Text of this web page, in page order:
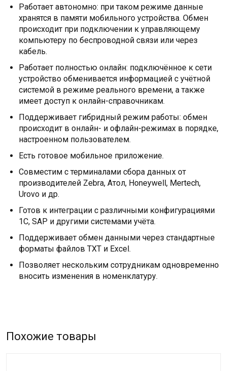
Работает автономно: при таком режиме данные
хранятся в памяти мобильного устройства. Обмен
происходит при подключении к управляющему
компьютеру по беспроводной связи или через
кабель.
Работает полностью онлайн: подключённое к сети
устройство обменивается информацией с учётной
системой в режиме реального времени, а также
имеет доступ к онлайн-справочникам.
Поддерживает гибридный режим работы: обмен
происходит в онлайн- и офлайн-режимах в порядке,
настроенном пользователем.
Есть готовое мобильное приложение.
Совместим с терминалами сбора данных от
производителей Zebra, Атол, Honeywell, Mertech,
Urovo и др.
Готов к интеграции с различными конфигурациями
1С, SAP и другими системами учёта.
Поддерживает обмен данными через стандартные
форматы файлов TXT и Excel.
Позволяет нескольким сотрудникам одновременно
вносить изменения в номенклатуру.
Похожие товары